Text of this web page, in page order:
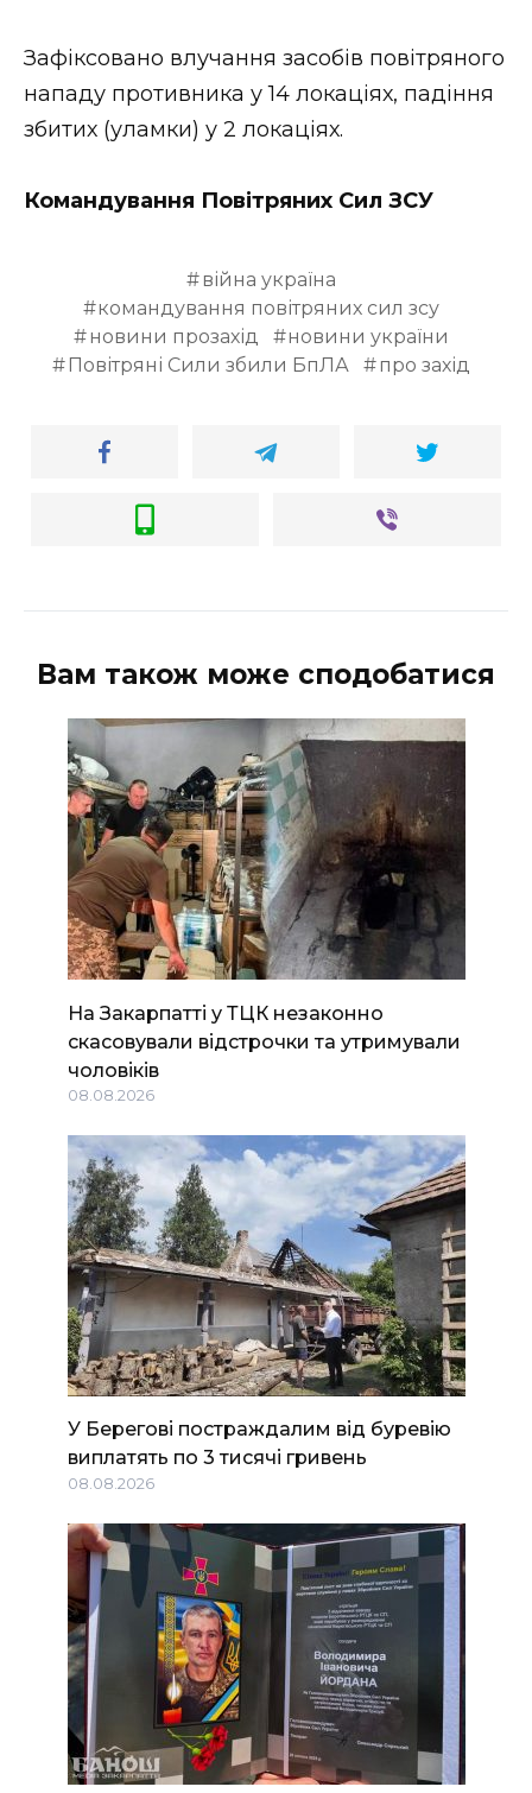
Зафіксовано влучання засобів повітряного
нападу противника у 14 локаціях, падіння
збитих (уламки) у 2 локаціях.
Командування Повітряних Сил ЗСУ
війна україна
командування повітряних сил зсу
новини прозахід
новини україни
Повітряні Сили збили БпЛА
про захід
Вам також може сподобатися
На Закарпатті у ТЦК незаконно
скасовували відстрочки та утримували
чоловіків
08.08.2026
У Берегові постраждалим від буревію
виплатять по 3 тисячі гривень
08.08.2026